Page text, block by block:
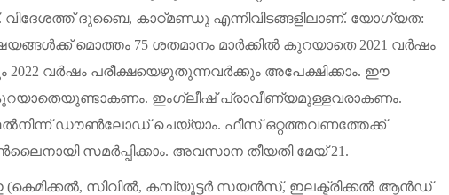
വിദേശത്ത് ദുബൈ, കാഠ്മണ്ഡു എന്നിവിടങ്ങളിലാണ്. യോഗ്യത:
മൊത്തം 75 ശതമാനം മാർക്കിൽ കുറയാതെ2021 വർഷം
2022 വർഷം പരീക്ഷയെഴുതുന്നവർക്കും അപേക്ഷിക്കാം. ഈ
. ഇംഗ്ലീഷ് പ്രാവീണ്യമുള്ളവരാകണം.
ൽനിന്ന് ഡൗൺലോഡ് ചെയ്യാം. ഫീസ് ഒറ്റത്തവണത്തേക്ക്
സമർപ്പിക്കാം. അവസാന തീയതി മേയ്21.
(കെമിക്കൽ, സിവിൽ, കമ്പ്യൂട്ടർ സയൻസ്, ഇലക്ട്രിക്കൽ ആൻഡ്